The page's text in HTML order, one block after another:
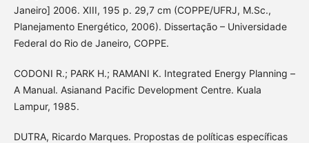
Janeiro] 2006. XIII, 195 p. 29,7 cm (COPPE/UFRJ, M.Sc.,
Planejamento Energético, 2006). Dissertação – Universidade
Federal do Rio de Janeiro, COPPE.
CODONI R.; PARK H.; RAMANI K. Integrated Energy Planning –
A Manual. Asianand Pacific Development Centre. Kuala
Lampur, 1985.
DUTRA, Ricardo Marques. Propostas de políticas específicas